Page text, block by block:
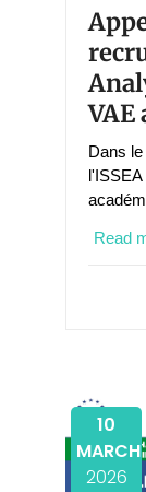
VAE
Dans
Read
10
MARCH
2026